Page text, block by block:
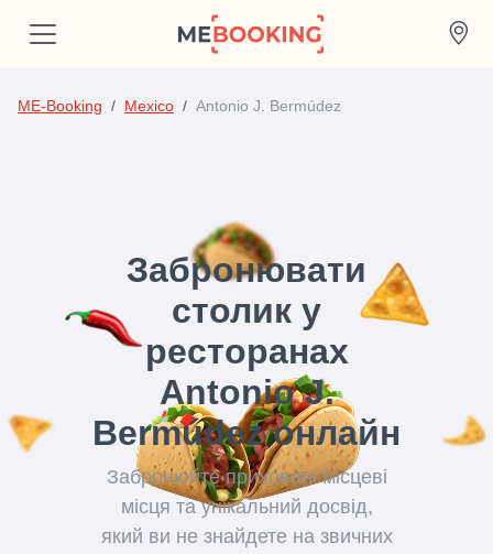
ME-Booking Mexico Antonio J. Bermúdez
Забронювати
столик у
ресторанах
Antonio J.
Bermúdez онлайн
Забронюйте приховані місцеві
місця та унікальний досвід,
який ви не знайдете на звичних